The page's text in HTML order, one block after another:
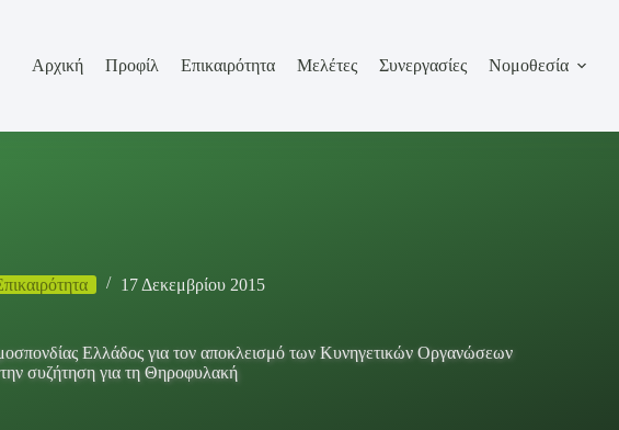
Αρχική
Προφίλ Επικαιρότητα Μελέτες Συνεργασίες Νομοθεσία
17 Δεκεμβρίου 2015
Ελλάδος για τον αποκλεισμό των Κυνηγετικών Οργανώσεων
συζήτηση για τη Θηροφυλακή